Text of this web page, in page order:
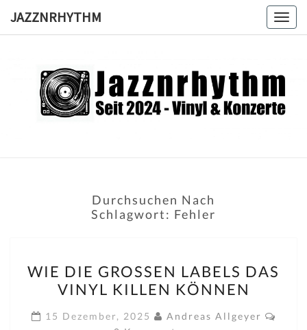
JAZZNRHYTHM
Seit
2024 –
Durchsuchen Nach
Schlagwort: Fehler
DIE
GROSSEN L
ABELS D
WIE DIE GROSSEN LABELS DAS V
INYL KILLEN KÖNNEN
15 Dezember, 2025 Andreas Allgeyer